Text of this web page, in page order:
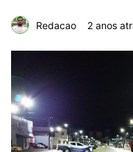
Redacao 2 anos